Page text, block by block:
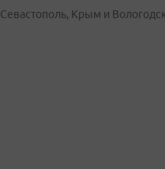
Крым и